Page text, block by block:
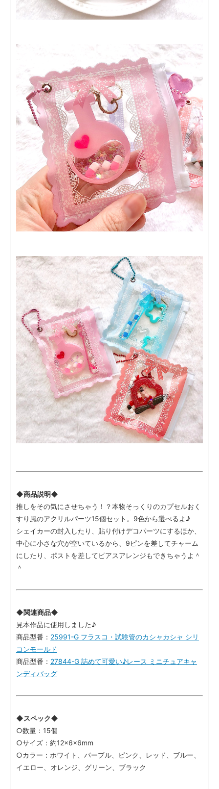
◆商品説明◆
推しをその気にさせちゃう！？本物そっくりのカプセルおく
すり風のアクリルパーツ15個セット。9色から選べるよ♪
シェイカーの封入したり、貼り付けデコパーツにするほか、
中心に小さな穴が空いているから、9ピンを差してチャーム
にしたり、ポストを差してピアスアレンジもできちゃうよ＾
＾
◆関連商品◆
見本作品に使用しました♪
商品型番： 25991-G フラスコ・試験管のカシャカシャ シリ
コンモールド
商品型番： 27844-G 詰めて可愛い♪レース ミニチュアキャ
ンディバッグ
◆スペック◆
○数量：15個
○サイズ：約12×6×6mm
○カラー：ホワイト、パープル、ピンク、レッド、ブルー、
イエロー、オレンジ、グリーン、ブラック